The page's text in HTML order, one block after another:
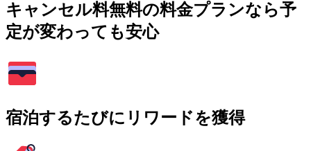
キャンセル料無料の料金プランなら予
定が変わっても安心
宿泊するたびにリワードを獲得